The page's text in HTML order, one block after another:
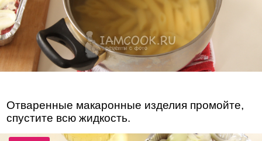
Отваренные макаронные изделия промойте,
спустите всю жидкость.